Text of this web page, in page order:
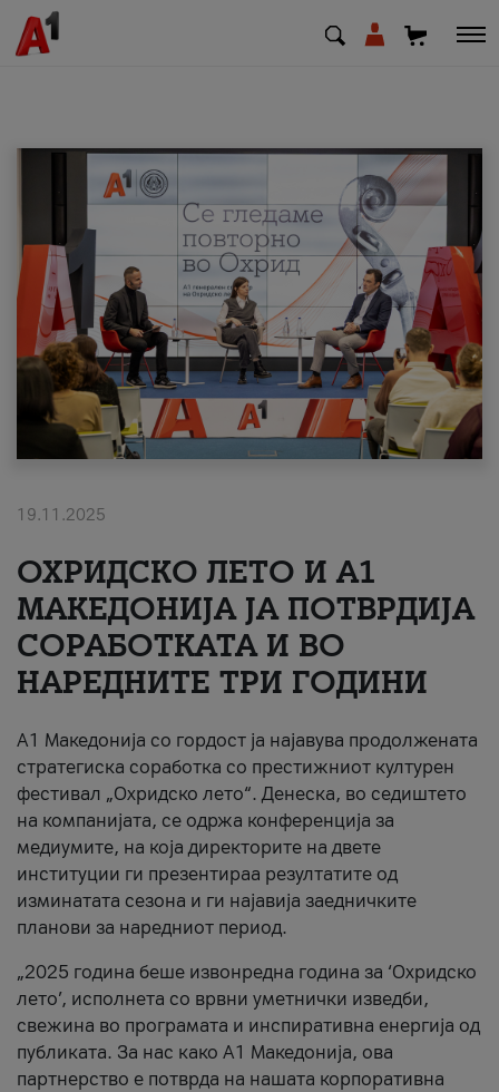
МК SQ
Приватни Деловни
Поддршка
Надополни кредит
#ПодобарОнлајн
19.11.2025
ОХРИДСКО ЛЕТО И A1
МАКЕДОНИЈА ЈА ПОТВРДИЈА
СОРАБОТКАТА И ВО
НАРЕДНИТЕ ТРИ ГОДИНИ
A1 Македонија со гордост ја најавува продолжената
стратегиска соработка со престижниот културен
фестивал „Охридско лето“. Денеска, во седиштето
на компанијата, се одржа конференција за
медиумите, на која директорите на двете
институции ги презентираа резултатите од
изминатата сезона и ги најавија заедничките
планови за наредниот период.
„2025 година беше извонредна година за ‘Охридско
лето’, исполнета со врвни уметнички изведби,
свежина во програмата и инспиративна енергија од
публиката. За нас како A1 Македонија, ова
партнерство е потврда на нашата корпоративна